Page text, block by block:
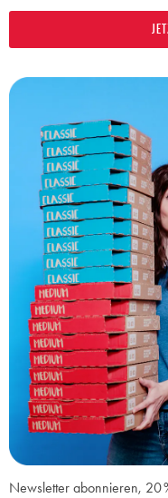
Newsletter abonnieren, 20